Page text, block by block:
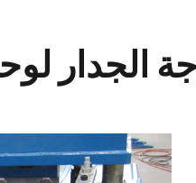
مطحنة خط الانتاج
الجدار